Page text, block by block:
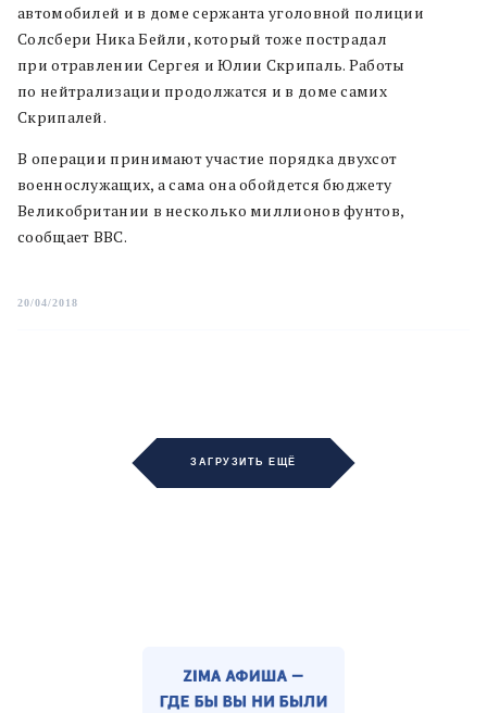
автомобилей и в доме сержанта уголовной полиции
Солсбери Ника Бейли, который тоже пострадал
при отравлении Сергея и Юлии Скрипаль. Работы
по нейтрализации продолжатся и в доме самих
Скрипалей.
В операции принимают участие порядка двухсот
военнослужащих, а сама она обойдется бюджету
Великобритании в несколько миллионов фунтов,
сообщает BBC.
20/04/2018
ЗАГРУЗИТЬ ЕЩЁ